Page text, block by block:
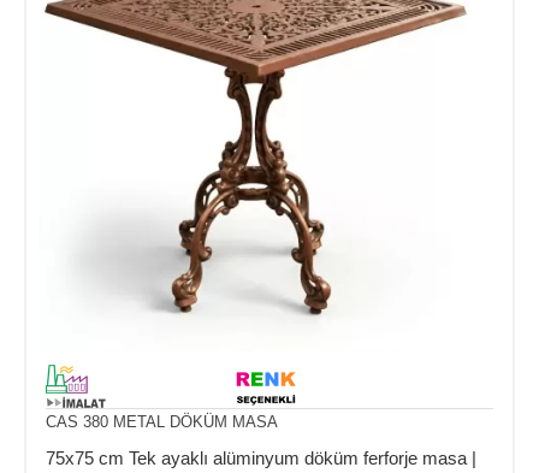
CAS 380 METAL DÖKÜM MASA
75x75 cm Tek ayaklı alüminyum döküm ferforje masa |